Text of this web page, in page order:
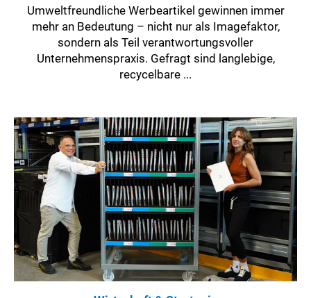
Umweltfreundliche Werbeartikel gewinnen immer
mehr an Bedeutung – nicht nur als Imagefaktor,
sondern als Teil verantwortungsvoller
Unternehmenspraxis. Gefragt sind langlebige,
recycelbare ...